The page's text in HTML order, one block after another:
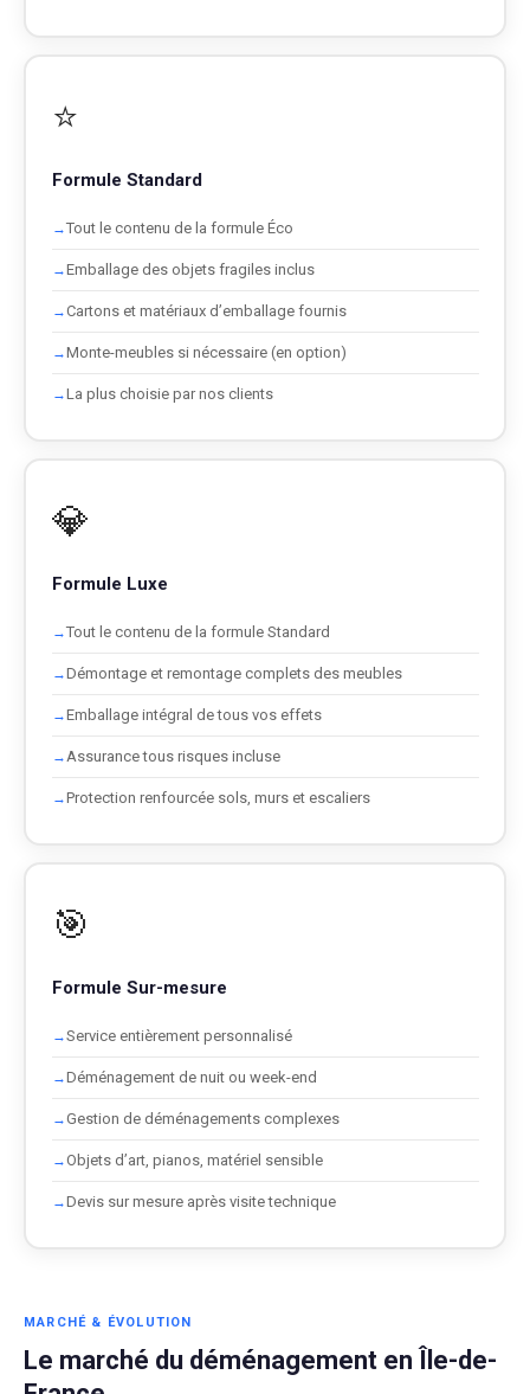
⭐
Formule Standard
Tout le contenu de la formule Éco
Emballage des objets fragiles inclus
Cartons et matériaux d’emballage fournis
Monte-meubles si nécessaire (en option)
La plus choisie par nos clients
💎
Formule Luxe
Tout le contenu de la formule Standard
Démontage et remontage complets des meubles
Emballage intégral de tous vos effets
Assurance tous risques incluse
Protection renfourcée sols, murs et escaliers
🎯
Formule Sur-mesure
Service entièrement personnalisé
Déménagement de nuit ou week-end
Gestion de déménagements complexes
Objets d’art, pianos, matériel sensible
Devis sur mesure après visite technique
MARCHÉ & ÉVOLUTION
Le marché du déménagement en Île-de-